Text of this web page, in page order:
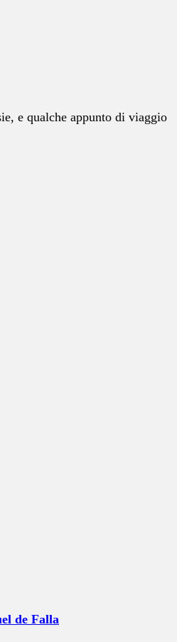
e qualche appunto di viaggio
de Falla